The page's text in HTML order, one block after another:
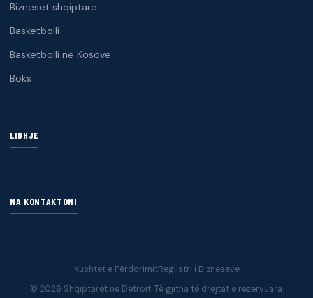
Bizneset shqiptare
Basketbolli
Basketbolli ne Kosove
Boks
LIDHJE
NA KONTAKTONI
Kushtet e PërdorimitRegjistri i Bizneseve
© 2026 Shqiptaret ne Detroit. Të gjitha të drejtat e rezervuara.